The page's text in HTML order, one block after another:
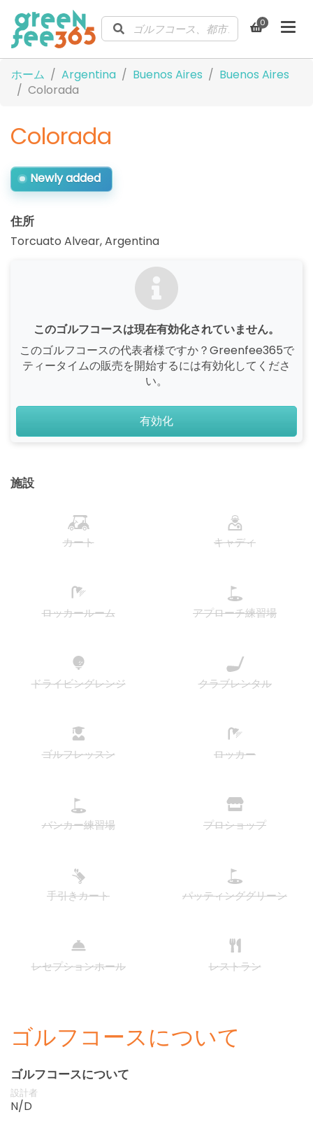
0
ホーム Argentina Buenos Aires
Buenos Aires
Colorada
Colorada
Newly added
住所
Torcuato Alvear,Argentina
このゴルフコースは現在有効化されていません。
このゴルフコースの代表者様ですか？Greenfee365で
ティータイムの販売を開始するには有効化してくださ
い。
有効化
施設
カート キャディ
ロッカールーム アプローチ練習場
ドライビングレンジ クラブレンタル
ゴルフレッスン ロッカー
バンカー練習場 プロショップ
手引きカート パッティンググリーン
レセプションホール レストラン
ゴルフコースについて
ゴルフコースについて
設計者
N/D